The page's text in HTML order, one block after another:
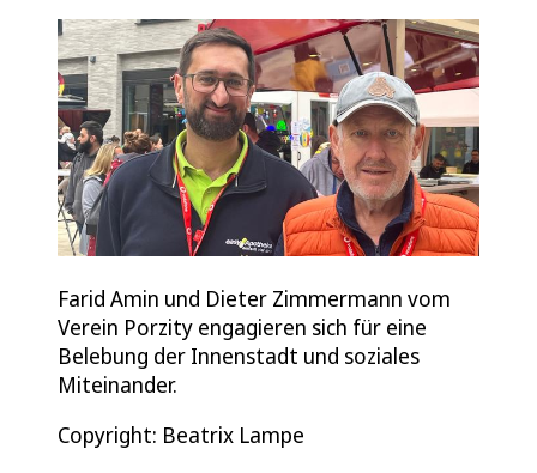
Farid Amin und Dieter Zimmermann vom
Verein Porzity engagieren sich für eine
Belebung der Innenstadt und soziales
Miteinander.
Copyright: Beatrix Lampe